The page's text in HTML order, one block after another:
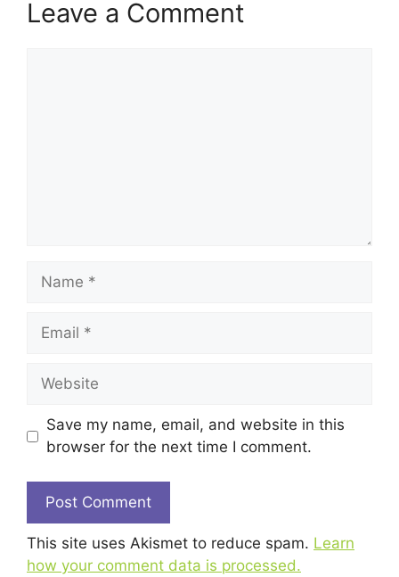
Leave a Comment
Name
Email
Website
Save my name, email, and website in this
browser for the next time I comment.
This site uses Akismet to reduce spam. Learn
how your comment data is processed.